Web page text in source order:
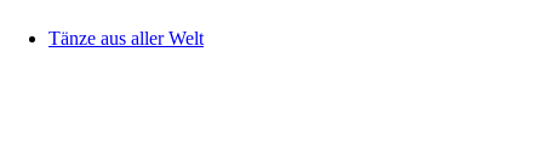
Tänze aus aller Welt